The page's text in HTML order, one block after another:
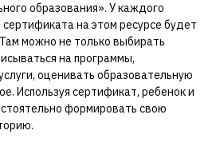
образования». У каждого
сертификата на этом ресурсе будет
можно не только выбирать
на программы,
оценивать образовательную
Используя сертификат, ребенок и
формировать свою